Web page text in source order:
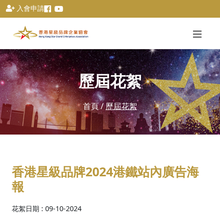
入會申請
歷屆花絮
首頁/歷屆花絮
香港星級品牌2024港鐵站內廣告海
報
花絮日期 : 09-10-2024